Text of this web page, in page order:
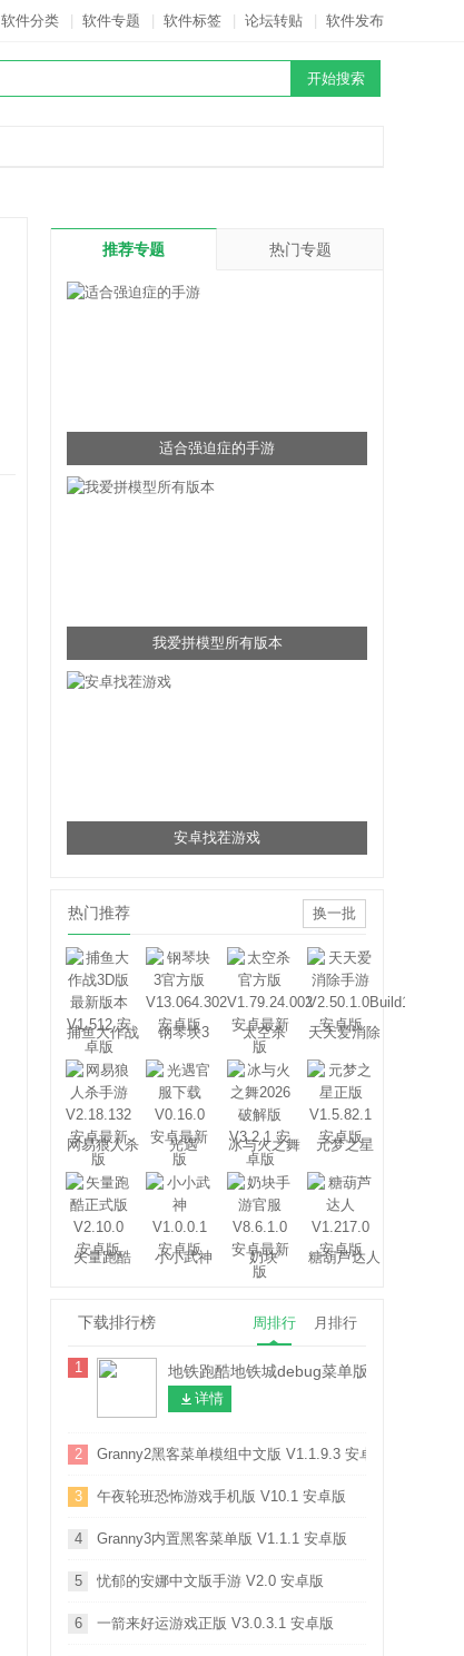
软件分类 软件专题 软件标签 论坛转贴 软件发布
推荐专题 热门专题
适合强迫症的手游
我爱拼模型所有版本
安卓找茬游戏
热门推荐 换一批
捕鱼大作战 钢琴块3 太空杀 天天爱消除
网易狼人杀 光遇 冰与火之舞 元梦之星
矢量跑酷 小小武神 奶块 糖葫芦达人
下载排行榜 周排行 月排行
1 地铁跑酷地铁城debug菜单版本 V3.66.1
详情
2 Granny2黑客菜单模组中文版 V1.1.9.3 安卓版
3 午夜轮班恐怖游戏手机版 V10.1 安卓版
4 Granny3内置黑客菜单版 V1.1.1 安卓版
5 忧郁的安娜中文版手游 V2.0 安卓版
6 一箭来好运游戏正版 V3.0.3.1 安卓版